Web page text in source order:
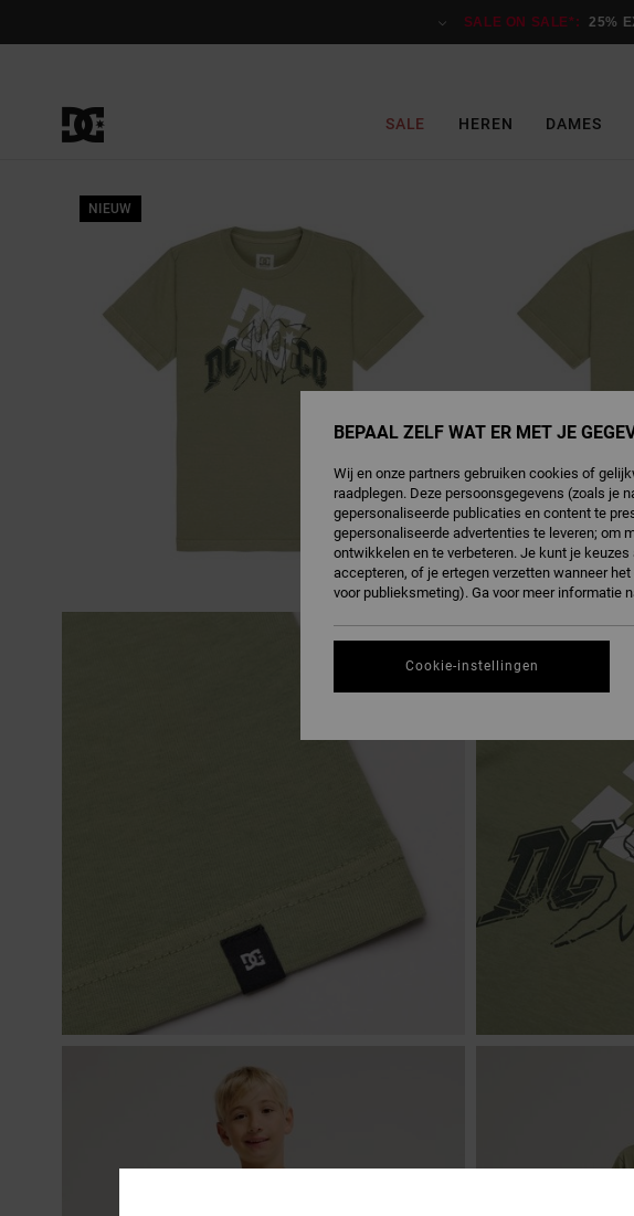
SALE ON SALE*: 25%
SALE HEREN DAMES
NIEUW
BEPAAL ZELF WAT ER MET JE
Wij en onze partners gebruiken cookies of
raadplegen. Deze persoonsgegevens (zoals je
gepersonaliseerde publicaties en content te
gepersonaliseerde advertenties te leveren; om
ontwikkelen en te verbeteren. Je kunt je
accepteren, of je ertegen verzetten wanneer
voor publieksmeting). Ga voor meer informatie
Cookie-instellingen